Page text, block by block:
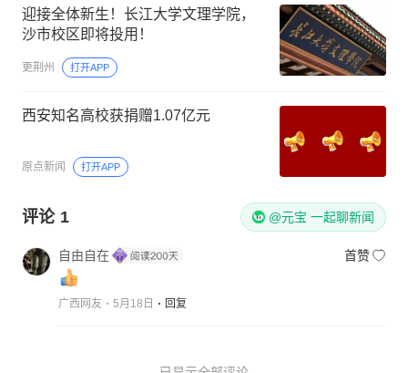
迎接全体新生！长江大学文理学院，
沙市校区即将投用！
更荆州 打开APP
西安知名高校获捐赠1.07亿元
原点新闻 打开APP
评论 1 @元宝 一起聊新闻
自由自在 首赞
广西网友 5月18日 回复